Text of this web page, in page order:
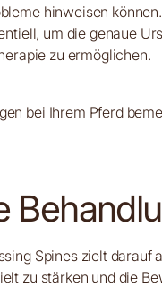
hinweisen
um die genaue
zu ermöglichen.
bei Ihrem Pferd
Spines zielt darauf
zu stärken und die